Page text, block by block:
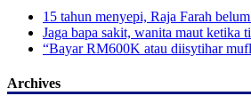
15 tahun menyepi, Raja Farah belum
Jaga bapa sakit, wanita maut ketika
“Bayar RM600K atau diisytihar
Archives